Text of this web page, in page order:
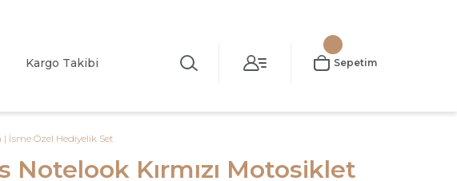
Kargo Takibi Sepetim
İsme Özel Hediyelik Set
Notelook Kırmızı Motosiklet